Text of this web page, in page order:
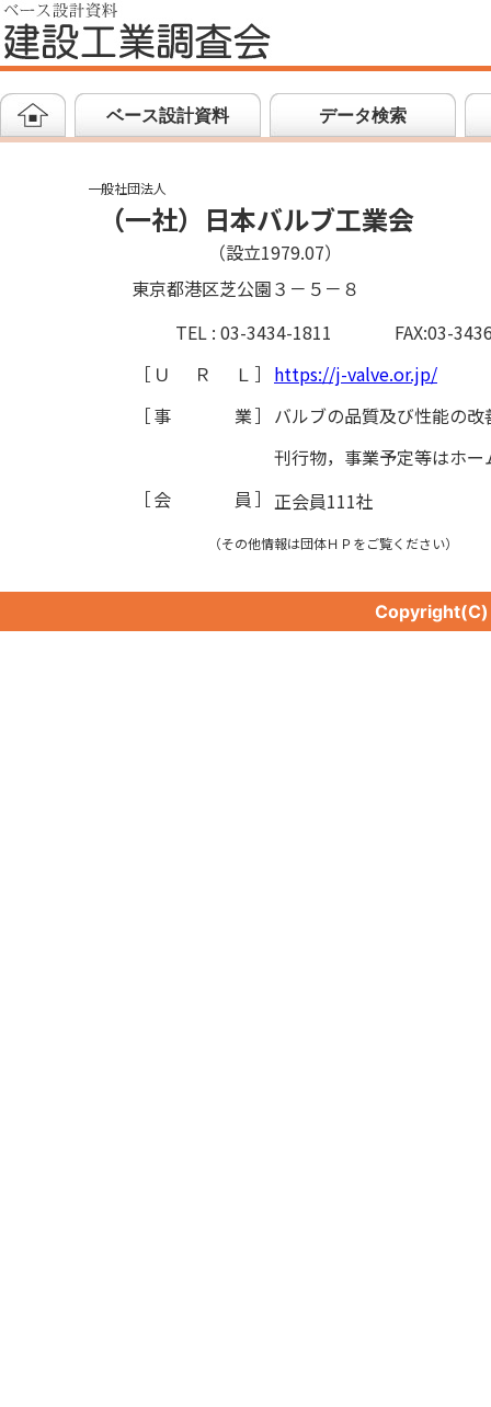
ベース設計資料 データ検索
一般社団法人
（一社）日本バルブ工業会
（設立1979.07）
東京都港区芝公園３－５－８
TEL : 03-3434-1811
FAX:03-
［ ＵＲＬ ］ https://j-valve.or.jp/
［事業］ バルブの品質及び性能の
刊行物，事業予定等はホ
［会員 ］ 正会員111社
（その他情報は団体ＨＰをご覧ください）